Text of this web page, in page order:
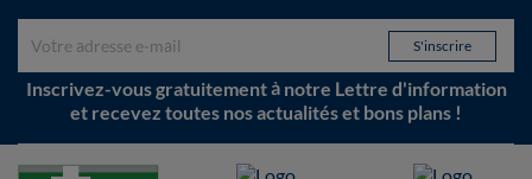
Inscrivez-vous gratuitement à notre Lettre d'information
et recevez toutes nos actualités et bons plans !